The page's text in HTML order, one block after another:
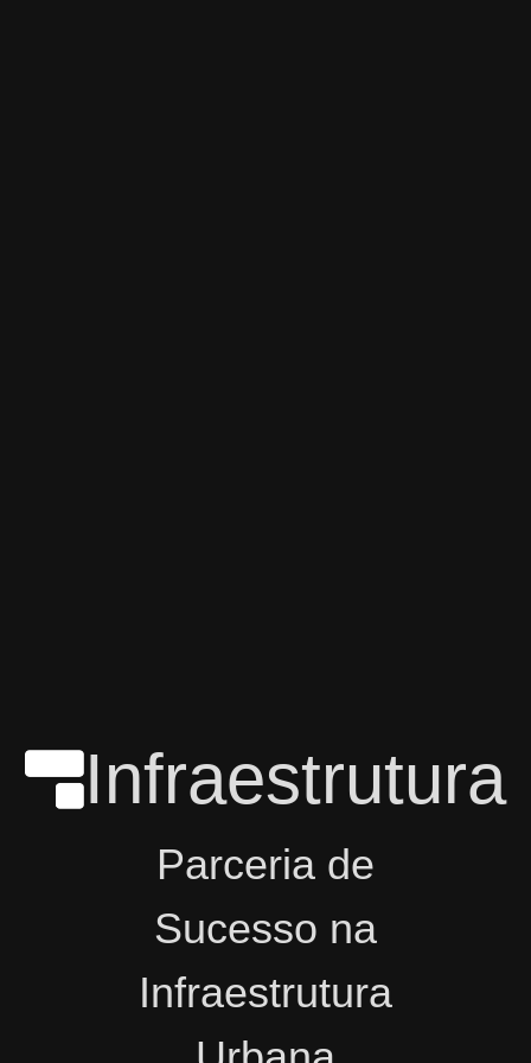
Infraestrutura
Parceria de
Sucesso na
Infraestrutura